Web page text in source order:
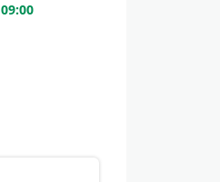
09:00